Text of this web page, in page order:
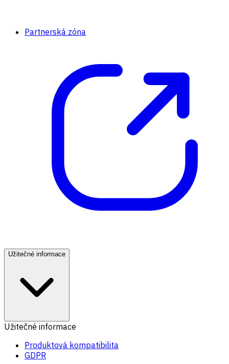
Partnerská zóna
Užitečné informace
Užitečné informace
Produktová kompatibilita
GDPR